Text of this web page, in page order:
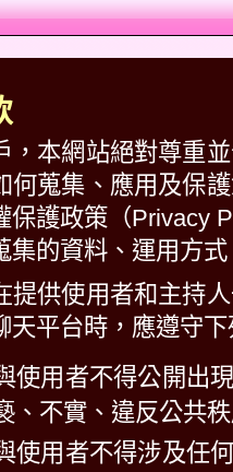
，本網站絕對尊重
何蒐集、應用及保
保護政策（Privacy
集的資料、運用方
提供使用者和主持
天平台時，應遵守
使用者不得公開出
、不實、違反公共
使用者不得涉及任